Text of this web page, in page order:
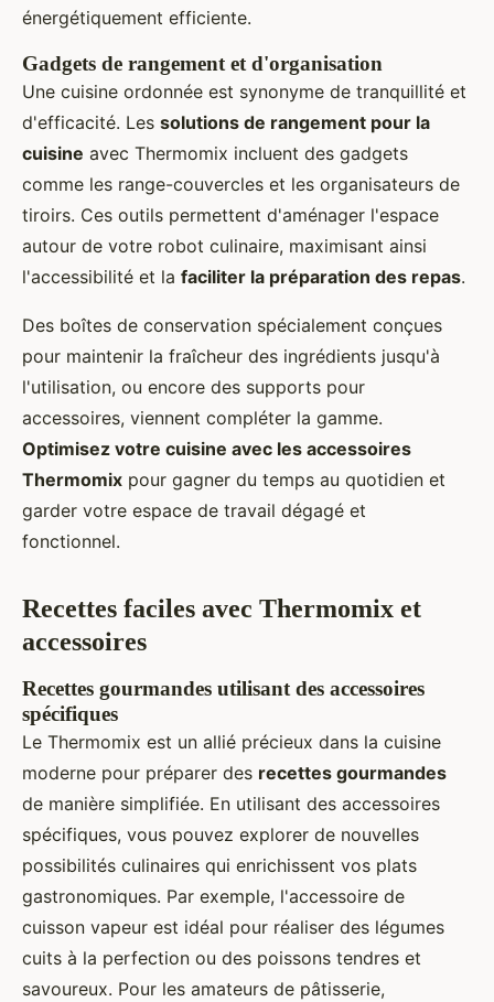
énergétiquement efficiente.
Gadgets de rangement et d'organisation
Une cuisine ordonnée est synonyme de tranquillité et
d'efficacité. Les solutions de rangement pour la
cuisine avec Thermomix incluent des gadgets
comme les range-couvercles et les organisateurs de
tiroirs. Ces outils permettent d'aménager l'espace
autour de votre robot culinaire, maximisant ainsi
l'accessibilité et la faciliter la préparation des repas.
Des boîtes de conservation spécialement conçues
pour maintenir la fraîcheur des ingrédients jusqu'à
l'utilisation, ou encore des supports pour
accessoires, viennent compléter la gamme.
Optimisez votre cuisine avec les accessoires
Thermomix pour gagner du temps au quotidien et
garder votre espace de travail dégagé et
fonctionnel.
Recettes faciles avec Thermomix et
accessoires
Recettes gourmandes utilisant des accessoires
spécifiques
Le Thermomix est un allié précieux dans la cuisine
moderne pour préparer des recettes gourmandes
de manière simplifiée. En utilisant des accessoires
spécifiques, vous pouvez explorer de nouvelles
possibilités culinaires qui enrichissent vos plats
gastronomiques. Par exemple, l'accessoire de
cuisson vapeur est idéal pour réaliser des légumes
cuits à la perfection ou des poissons tendres et
savoureux. Pour les amateurs de pâtisserie,